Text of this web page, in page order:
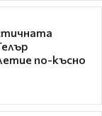
по-късно